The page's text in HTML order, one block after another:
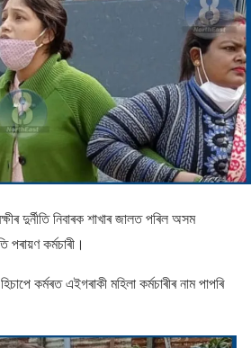
দুৰ্নীতি নিবাৰক শাখাৰ জালত পৰিল অসম
পৰায়ণ কৰ্মচাৰী।
কৰ্মৰত এইগৰাকী মহিলা কৰ্মচাৰীৰ নাম পাপৰি